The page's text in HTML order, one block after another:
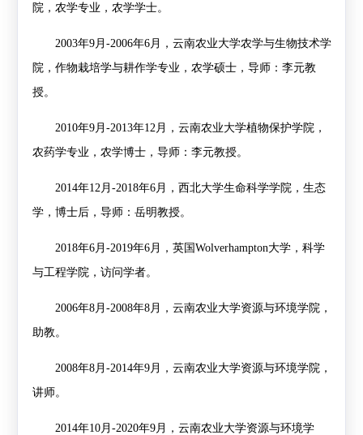
院，农学专业，农学学士。
2003年9月 -2006年6月，云南农业大学农学与生物技术学
院，作物栽培学与耕作学专业，农学硕士，导师：李元教
授。
2010年9月 -2013年12 月，云南农业大学植物保护学院，
农药学专业，农学博士，导师：李元教授。
2014年12 月 -2018年6月，西北大学生命科学学院，生态
学，博士后，导师：岳明教授。
2018年6月 -2019年6月，英国Wolverhampton大学，科学
与工程学院，访问学者。
2006年8月 -2008年8月，云南农业大学资源与环境学院，
助教。
2008年8月 -2014年9月，云南农业大学资源与环境学院，
讲师。
2014年10月 -2020年9月，云南农业大学资源与环境学